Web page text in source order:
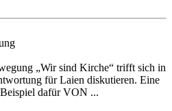
„Wir sind Kirche“ trifft sich in
für Laien diskutieren. Eine
dafür VON ...